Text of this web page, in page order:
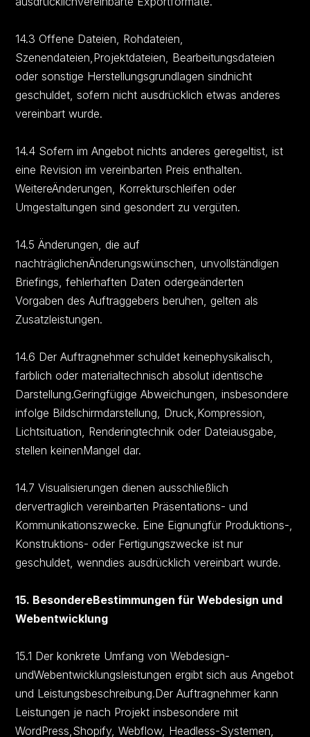
14.3 Offene Dateien, Rohdateien,
Szenendateien,Projektdateien, Bearbeitungsdateien
oder sonstige Herstellungsgrundlagen sindnicht
geschuldet, sofern nicht ausdrücklich etwas anderes
vereinbart wurde.
14.4 Sofern im Angebot nichts anderes geregeltist, ist
eine Revision im vereinbarten Preis enthalten.
WeitereÄnderungen, Korrekturschleifen oder
Umgestaltungen sind gesondert zu vergüten.
14.5 Änderungen, die auf
nachträglichenÄnderungswünschen, unvollständigen
Briefings, fehlerhaften Daten odergeänderten
Vorgaben des Auftraggebers beruhen, gelten als
Zusatzleistungen.
14.6 Der Auftragnehmer schuldet keinephysikalisch,
farblich oder materialtechnisch absolut identische
Darstellung.Geringfügige Abweichungen, insbesondere
infolge Bildschirmdarstellung, Druck,Kompression,
Lichtsituation, Renderingtechnik oder Dateiausgabe,
stellen keinenMangel dar.
14.7 Visualisierungen dienen ausschließlich
dervertraglich vereinbarten Präsentations- und
Kommunikationszwecke. Eine Eignungfür Produktions-,
Konstruktions- oder Fertigungszwecke ist nur
geschuldet, wenndies ausdrücklich vereinbart wurde.
15. BesondereBestimmungen für Webdesign und
Webentwicklung
15.1 Der konkrete Umfang von Webdesign-
undWebentwicklungsleistungen ergibt sich aus Angebot
und Leistungsbeschreibung.Der Auftragnehmer kann
Leistungen je nach Projekt insbesondere mit
WordPress,Shopify, Webflow, Headless-Systemen,